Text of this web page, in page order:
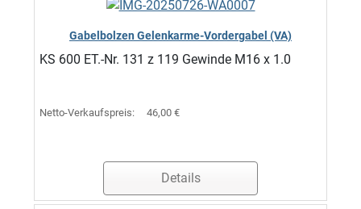
Gabelbolzen Gelenkarme-Vordergabel (VA)
KS 600 ET.-Nr. 131 z 119 Gewinde M16 x 1.0
Netto-Verkaufspreis: 46,00 €
Details